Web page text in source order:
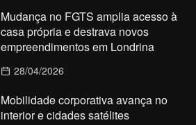
Mudança no FGTS amplia acesso à
casa própria e destrava novos
empreendimentos em Londrina
28/04/2026
Mobilidade corporativa avança no
interior e cidades satélites